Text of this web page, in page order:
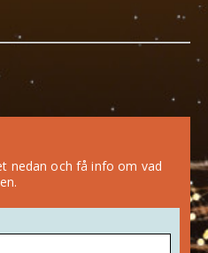
nedan och få info om vad